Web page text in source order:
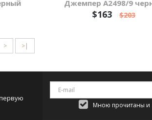
Джемпер А2498/9
$163 $203
> >|
Мною прочитаны и